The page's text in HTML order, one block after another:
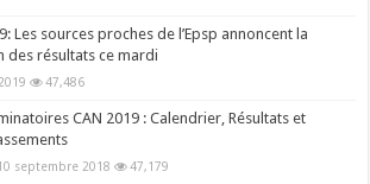
Les sources proches de l’Epsp annoncent la
des résultats ce mardi
47,486
CAN 2019 : Calendrier, Résultats et
septembre 2018 47,179